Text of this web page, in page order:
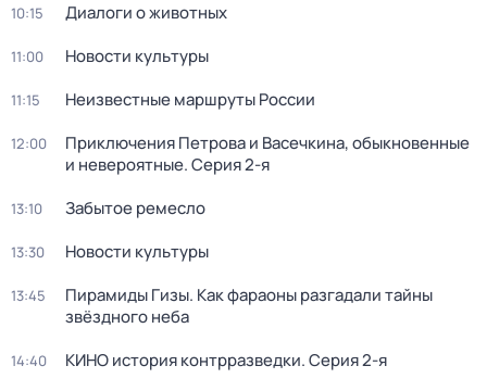
10:15 Диалоги о животных
11:00 Новости культуры
11:15 Неизвестные маршруты России
12:00
Приключения Петрова и Васечкина, обыкновенные
и невероятные. Серия 2-я
13:10 Забытое ремесло
13:30 Новости культуры
13:45
Пирамиды Гизы. Как фараоны разгадали тайны
звёздного неба
14:40 КИНО история контрразведки. Серия 2-я